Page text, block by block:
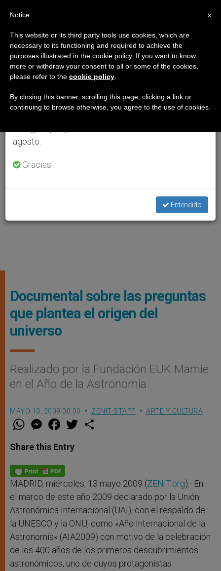
Documental sobre las preguntas
que plantea el origen del
universo
Realizado por la Fundación EUK Mamie
en el Año de la Astronomía
MAYO 13, 2009 00:00 ZENIT STAFF ARTE Y CULTURA
W
t
s
p
p
M
e
s
e
g
e
r
F
a
e
b
o
k
w
Share this Entry
MADRID, miércoles, 13 mayo 2009 (ZENIT.org).- En
el marco de este año 2009 declarado por la Unión
Astronómica Internacional (UAI), con el respaldo de
la UNESCO y la ONU, como «Año Internacional de la
Astronomía» (AIA2009) con motivo de la celebración
de los 400 años de los primeros descubrimientos
astronómicos, uno de cuyos protagonistas
×
Aviso importante
Del 27 de julio al 7 de agosto haremos la pausa
anual, aprovechando que en el periodo de verano
se generan menos informaciones y también el
agosto.
Gracias.
Entendido
x
Notice
This website or its third party tools use cookies, which are
necessary to its functioning and required to achieve the
purposes illustrated in the cookie policy. If you want to know
more or withdraw your consent to all or some of the cookies,
please refer to the cookie policy
By closing this banner, scrolling this page, clicking a link or
continuing to browse otherwise, you agree to the use of cookies.